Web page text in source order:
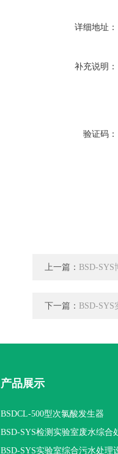
详细地址：
补充说明：
验证码：
上一篇： BSD-
下一篇： BSD-
产品展示
BSDCL-500型次氯酸发生器
BSD-SYS检测实验室废水综合
设备
BSD-SYS实验室综合污水处理